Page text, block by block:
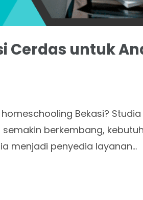
Cerdas untuk
Bekasi? Studia
berkembang,
menjadi penyedia layanan…